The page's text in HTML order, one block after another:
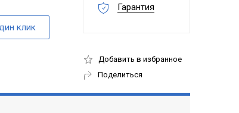
Гарантия
Добавить в избранное
Поделиться